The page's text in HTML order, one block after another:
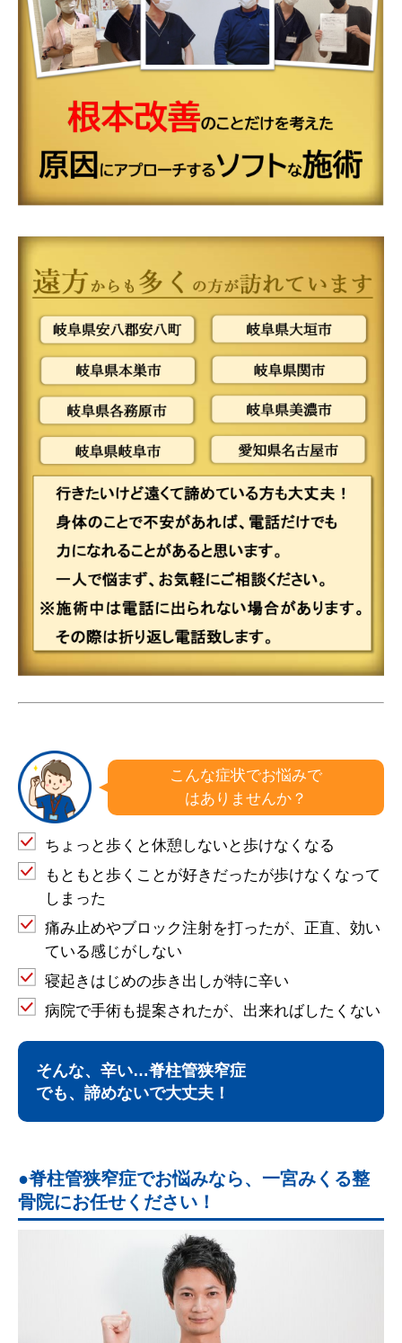
こんな症状でお悩みで
はありませんか？
ちょっと歩くと休憩しないと歩けなくなる
もともと歩くことが好きだったが歩けなくなって
しまった
痛み止めやブロック注射を打ったが、正直、効い
ている感じがしない
寝起きはじめの歩き出しが特に辛い
病院で手術も提案されたが、出来ればしたくない
そんな、辛い…脊柱管狭窄症
でも、諦めないで大丈夫！
脊柱管狭窄症でお悩みなら、一宮みくる整
骨院にお任せください！